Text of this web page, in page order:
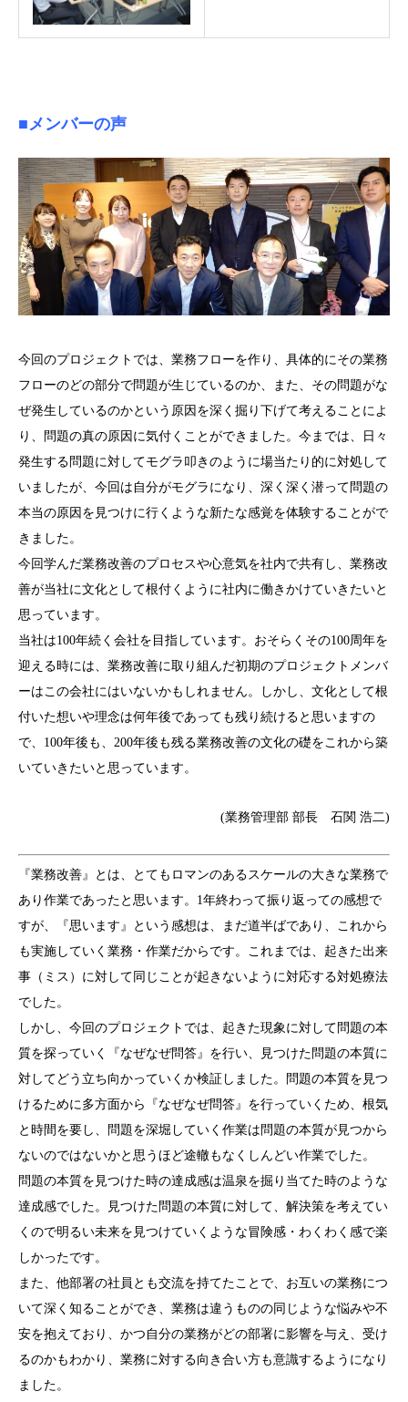
■メンバーの声
今回のプロジェクトでは、業務フローを作り、具体的にその業務
フローのどの部分で問題が生じているのか、また、その問題がな
ぜ発生しているのかという原因を深く掘り下げて考えることによ
り、問題の真の原因に気付くことができました。今までは、日々
発生する問題に対してモグラ叩きのように場当たり的に対処して
いましたが、今回は自分がモグラになり、深く深く潜って問題の
本当の原因を見つけに行くような新たな感覚を体験することがで
きました。
今回学んだ業務改善のプロセスや心意気を社内で共有し、業務改
善が当社に文化として根付くように社内に働きかけていきたいと
思っています。
当社は100年続く会社を目指しています。おそらくその100周年を
迎える時には、業務改善に取り組んだ初期のプロジェクトメンバ
ーはこの会社にはいないかもしれません。しかし、文化として根
付いた想いや理念は何年後であっても残り続けると思いますの
で、100年後も、200年後も残る業務改善の文化の礎をこれから築
いていきたいと思っています。
(業務管理部 部長 石関 浩二)
『業務改善』とは、とてもロマンのあるスケールの大きな業務で
あり作業であったと思います。1年終わって振り返っての感想で
すが、『思います』という感想は、まだ道半ばであり、これから
も実施していく業務・作業だからです。これまでは、起きた出来
事（ミス）に対して同じことが起きないように対応する対処療法
でした。
しかし、今回のプロジェクトでは、起きた現象に対して問題の本
質を探っていく『なぜなぜ問答』を行い、見つけた問題の本質に
対してどう立ち向かっていくか検証しました。問題の本質を見つ
けるために多方面から『なぜなぜ問答』を行っていくため、根気
と時間を要し、問題を深堀していく作業は問題の本質が見つから
ないのではないかと思うほど途轍もなくしんどい作業でした。
問題の本質を見つけた時の達成感は温泉を掘り当てた時のような
達成感でした。見つけた問題の本質に対して、解決策を考えてい
くので明るい未来を見つけていくような冒険感・わくわく感で楽
しかったです。
また、他部署の社員とも交流を持てたことで、お互いの業務につ
いて深く知ることができ、業務は違うものの同じような悩みや不
安を抱えており、かつ自分の業務がどの部署に影響を与え、受け
るのかもわかり、業務に対する向き合い方も意識するようになり
ました。